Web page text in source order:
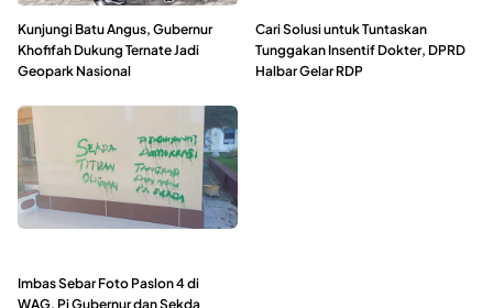
Kunjungi Batu Angus, Gubernur
Khofifah Dukung Ternate Jadi
Geopark Nasional
Cari Solusi untuk Tuntaskan
Tunggakan Insentif Dokter, DPRD
Halbar Gelar RDP
Imbas Sebar Foto Paslon 4 di
WAG, Pj Gubernur dan Sekda